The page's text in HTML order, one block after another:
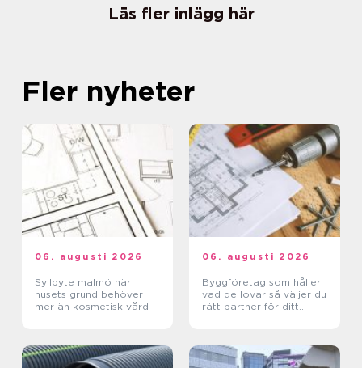
Läs fler inlägg här
Fler nyheter
06. augusti 2026
Syllbyte malmö när
husets grund behöver
mer än kosmetisk vård
06. augusti 2026
Byggföretag som håller
vad de lovar så väljer du
rätt partner för ditt